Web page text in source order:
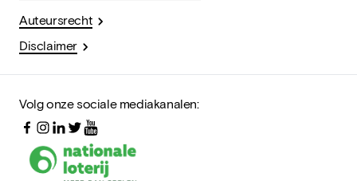
Auteursrecht
Disclaimer
Volg onze sociale mediakanalen: